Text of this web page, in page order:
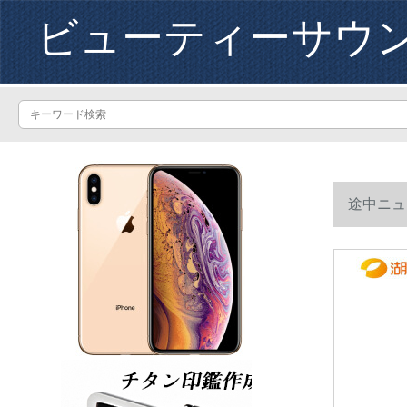
ビューティーサウ
途中ニ
せてくだ